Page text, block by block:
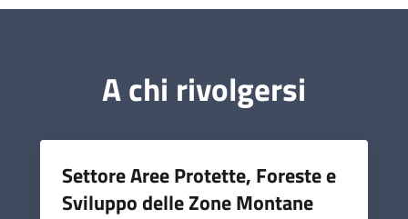
A chi rivolgersi
Settore Aree Protette, Foreste e
Sviluppo delle Zone Montane